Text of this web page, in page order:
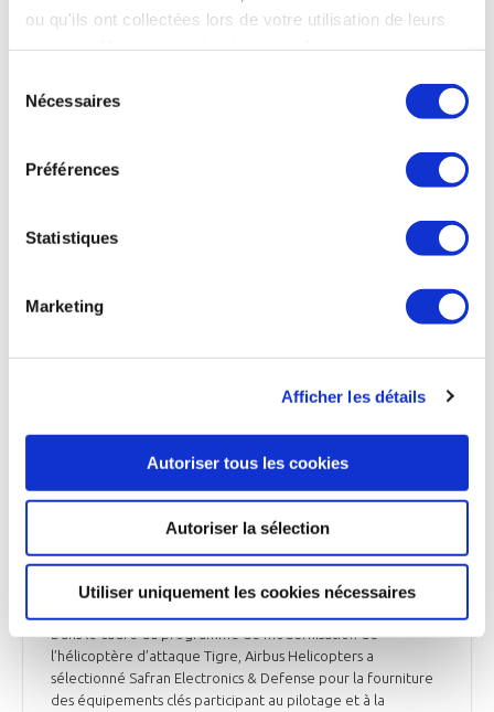
ou qu'ils ont collectées lors de votre utilisation de leurs
Nécessaires
Préférences
Statistiques
Marketing
Afficher les détails
Autoriser tous les cookies
Autoriser la sélection
Utiliser uniquement les cookies nécessaires
Production par l'utilisation d'outils numériques « performants
efficacement son avenir et sa croissance qu’en étant digital.
bonne solution pour contribuer ensemble à la
l’édition « Spécial Bourget ». Il y détaille la stratégie de
ITRNews et Air & Cosmos du 23 juin
DÉFENSE
Safran fournira des systèmes pour les
hélicoptères Tigre modernisés
Dans le cadre du programme de modernisation de
l’hélicoptère d’attaque Tigre, Airbus Helicopters a
sélectionné Safran Electronics & Defense pour la fourniture
des équipements clés participant au pilotage et à la